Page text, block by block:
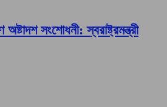
সংশোধনী: স্বরাষ্ট্রমন্ত্রী